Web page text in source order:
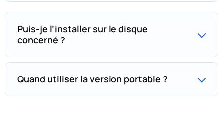
Puis-je l’installer sur le disque
concerné ?
Quand utiliser la version portable ?